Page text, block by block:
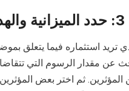
ابحث عن مقدار الرسوم التي
المؤثرين. ثم اختر بعض